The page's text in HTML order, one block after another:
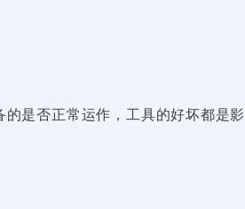
是否正常运作，工具的好坏都是影